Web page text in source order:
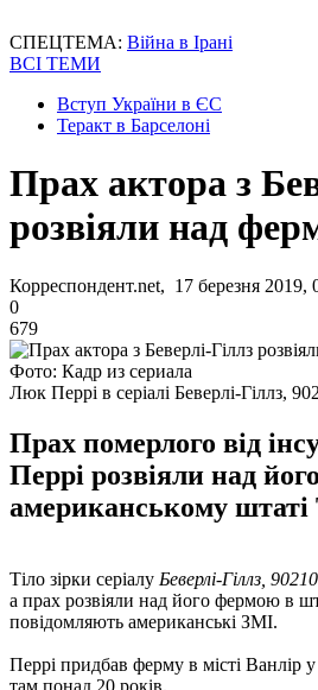
СПЕЦТЕМА: Війна в Ірані
ВСІ ТЕМИ
Вступ України в ЄС
Теракт в Барселоні
Прах актора з
розвіяли над
Корреспондент.net, 17 березня 2019,
0
679
Фото: Кадр из сериала
Люк Перрі в серіалі Беверлі-Гіллз,
Прах померлого від
Перрі розвіяли над
американському штаті
Тіло зірки серіалу Беверлі-Гіллз, 90210
а прах розвіяли над його фермою в
повідомляють американські ЗМІ.
Перрі придбав ферму в місті Ванлір
там понад 20 років.